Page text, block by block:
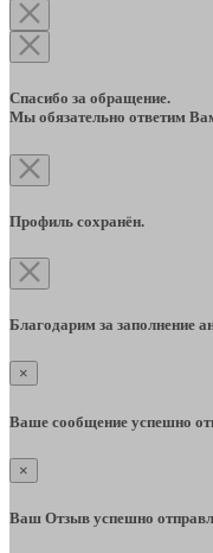
Спасибо за обращение.
Мы обязательно ответим
Профиль сохранён.
Благодарим за заполнение
×
Ваше сообщение успешно
×
Ваш Отзыв успешно